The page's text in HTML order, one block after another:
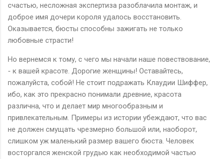
счастью, несложная экспертиза разоблачила монтаж, и
доброе имя дочери короля удалось восстановить.
Оказывается, бюсты способны зажигать не только
любовные страсти!
Но вернемся к тому, с чего мы начали наше повествование,
- к вашей красоте. Дорогие женщины! Оставайтесь,
пожалуйста, собой! Не стоит подражать Клаудии Шиффер,
ибо, как это прекрасно понимали древние, красота
различна, что и делает мир многообразным и
привлекательным. Примеры из истории убеждают, что вас
не должен смущать чрезмерно большой или, наоборот,
слишком уж маленький размер вашего бюста. Человек
восторгался женской грудью как необходимой частью